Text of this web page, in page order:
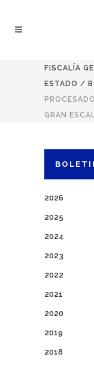
FISCALÍA
ESTADO /
GRAN
2026
2025
2024
2023
2022
2021
2020
2019
2018